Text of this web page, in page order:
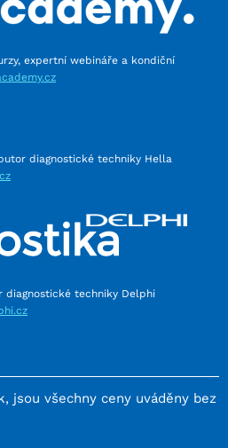
expertní webináře a kondiční
diagnostické techniky Hella
diagnostické techniky Delphi
jsou všechny ceny uváděny bez